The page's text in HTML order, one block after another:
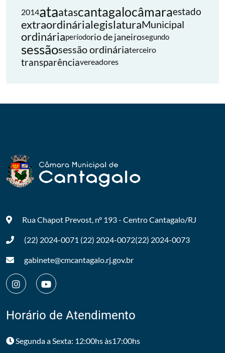
2014ataatascantagalocâmaraestado
extraordinárialegislaturaMunicipal
ordináriaperíodorio de janeirosegundo
sessãosessão ordináriaterceiro
transparênciavereadores
Rua Chapot Prevost, nº 193 - CentroCantagalo/RJ
(22) 2024-0071 (22) 2024-0072(22) 2024-0073
gabinete@cmcantagalo.rj.gov.br
Horário de Atendimento
Segunda a Sexta: 12:00hs às17:00hs